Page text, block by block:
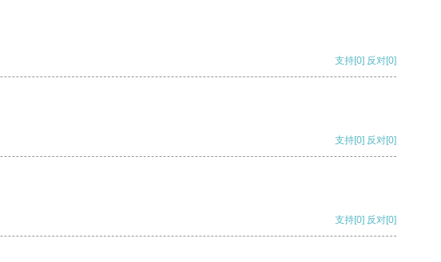
支持[0] 反对[0]
支持[0] 反对[0]
支持[0] 反对[0]